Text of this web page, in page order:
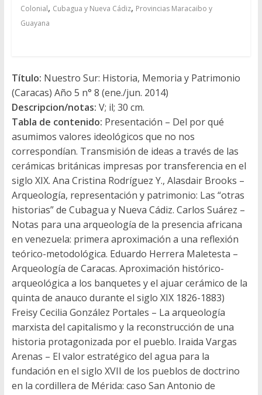
Colonial, Cubagua y Nueva Cádiz, Provincias Maracaibo y
Guayana
Título: Nuestro Sur: Historia, Memoria y Patrimonio
(Caracas) Año 5 n° 8 (ene./jun. 2014)
Descripcion/notas: V; il; 30 cm.
Tabla de contenido: Presentación – Del por qué
asumimos valores ideológicos que no nos
correspondían. Transmisión de ideas a través de las
cerámicas británicas impresas por transferencia en el
siglo XIX. Ana Cristina Rodríguez Y., Alasdair Brooks –
Arqueología, representación y patrimonio: Las “otras
historias” de Cubagua y Nueva Cádiz. Carlos Suárez –
Notas para una arqueología de la presencia africana
en venezuela: primera aproximación a una reflexión
teórico-metodológica. Eduardo Herrera Maletesta –
Arqueología de Caracas. Aproximación histórico-
arqueológica a los banquetes y el ajuar cerámico de la
quinta de anauco durante el siglo XIX 1826-1883)
Freisy Cecilia González Portales – La arqueología
marxista del capitalismo y la reconstrucción de una
historia protagonizada por el pueblo. Iraida Vargas
Arenas – El valor estratégico del agua para la
fundación en el siglo XVII de los pueblos de doctrino
en la cordillera de Mérida: caso San Antonio de